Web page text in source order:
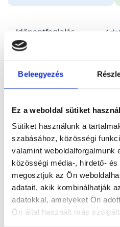
Beleegyezés
Ez a weboldal sütiket használ
Sütiket használunk a
szabásához, közösségi
valamint weboldalforgalmunk
közösségi média-, hirdető-
megosztjuk az Ön
adatait, akik kombinálhatják
adatokkal, amelyeket Ön
Ön által használt más
Időpontfoglalás
Foglalj időpontot
Főoldal Orvosok
Bőrgyógyász, Budapest, II.